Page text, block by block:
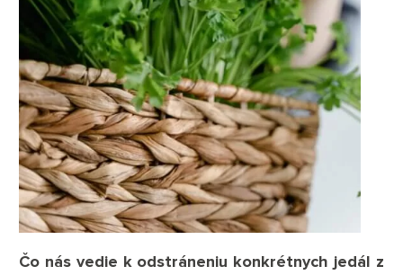
Čo nás vedie k odstráneniu konkrétnych jedál z